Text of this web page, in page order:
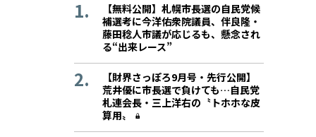
【無料公開】札幌市長選の自民党候
補選考に今洋佑衆院議員、伴良隆・
藤田稔人市議が応じるも、懸念され
る“出来レース”
【財界さっぽろ9月号・先行公開】
荒井優に市長選で負けても…自民党
札連会長・三上洋右の〝トホホな皮
算用〟